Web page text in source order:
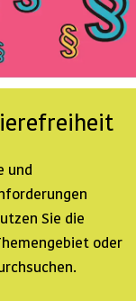
und
Sie die
oder